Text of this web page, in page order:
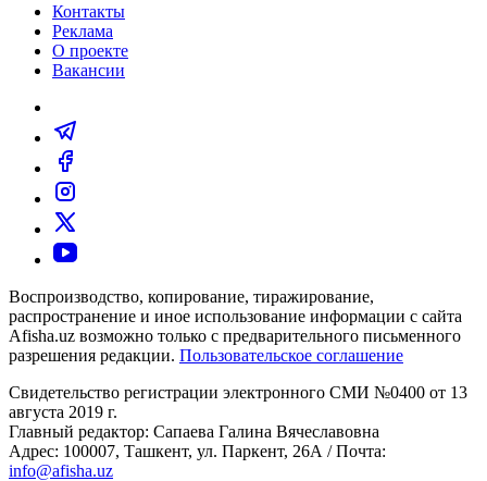
Контакты
Реклама
О проекте
Вакансии
Воспроизводство, копирование, тиражирование,
распространение и иное использование информации с сайта
Afisha.uz возможно только с предварительного письменного
разрешения редакции. Пользовательское соглашение
Свидетельство регистрации электронного СМИ №0400 от 13
августа 2019 г.
Главный редактор: Сапаева Галина Вячеславовна
Адрес: 100007, Ташкент, ул. Паркент, 26А / Почта:
info@afisha.uz